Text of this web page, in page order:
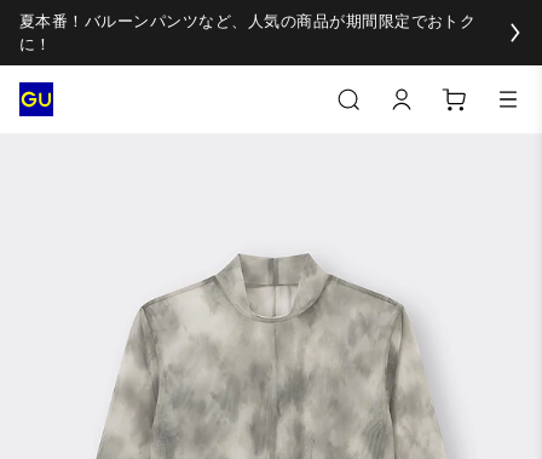
夏本番！バルーンパンツなど、人気の商品が期間限定でおトク
に！